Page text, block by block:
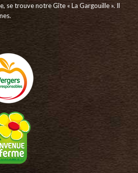
se trouve notre Gîte « La Gargouille ». Il